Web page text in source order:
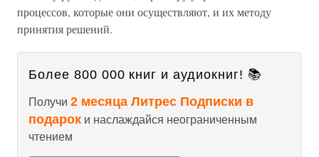
процессов, которые они осуществляют, и их методу
принятия решений.
Более 800 000 книг и аудиокниг! 📚
Получи 2 месяца Литрес Подписки в
подарок и наслаждайся неограниченным
чтением